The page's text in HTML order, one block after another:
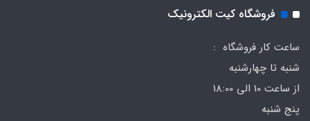
فروشگاه کیت الکترونیک
ساعت کار فروشگاه :
شنبه تا چهارشنبه
از ساعت 10 الی 18:00
پنج شنبه